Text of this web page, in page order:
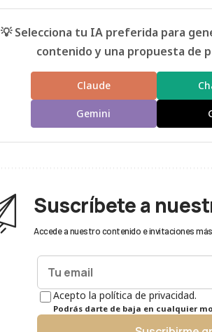
💡 Selecciona tu IA preferida para
contenido y una propuesta de
Claude
Gemini
Suscríbete a
Accede a nuestro contenido e invitaciones más
Acepto la política de privacidad.
Podrás darte de baja en cualquier